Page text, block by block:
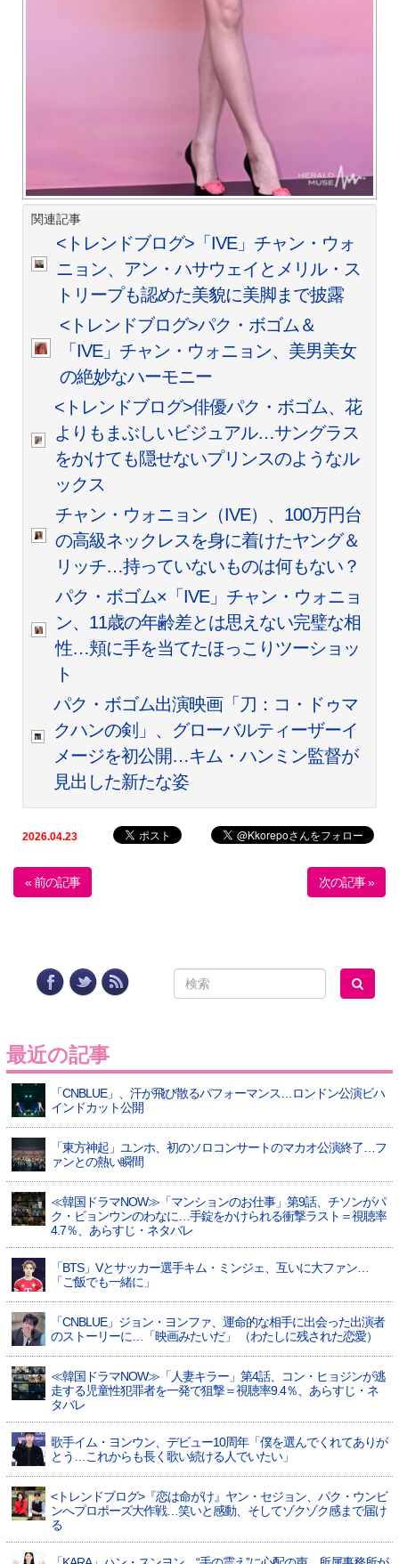
関連記事
<トレンドブログ>「IVE」チャン・ウォ
ニョン、アン・ハサウェイとメリル・ス
トリープも認めた美貌に美脚まで披露
<トレンドブログ>パク・ボゴム＆
「IVE」チャン・ウォニョン、美男美女
の絶妙なハーモニー
<トレンドブログ>俳優パク・ボゴム、花
よりもまぶしいビジュアル…サングラス
をかけても隠せないプリンスのようなル
ックス
チャン・ウォニョン（IVE）、100万円台
の高級ネックレスを身に着けたヤング＆
リッチ…持っていないものは何もない？
パク・ボゴム×「IVE」チャン・ウォニョ
ン、11歳の年齢差とは思えない完璧な相
性…頬に手を当てたほっこりツーショッ
ト
パク・ボゴム出演映画「刀：コ・ドゥマ
クハンの剣」、グローバルティーザーイ
メージを初公開…キム・ハンミン監督が
見出した新たな姿
2026.04.23
« 前の記事 次の記事 »
最近の記事
「CNBLUE」、汗が飛び散るパフォーマンス…ロンドン公演ビハ
インドカット公開
「東方神起」ユンホ、初のソロコンサートのマカオ公演終了…フ
ァンとの熱い瞬間
≪韓国ドラマNOW≫「マンションのお仕事」第9話、チソンがパ
ク・ビョンウンのわなに…手錠をかけられる衝撃ラスト＝視聴率
4.7％、あらすじ・ネタバレ
「BTS」Vとサッカー選手キム・ミンジェ、互いに大ファン…
「ご飯でも一緒に」
「CNBLUE」ジョン・ヨンファ、運命的な相手に出会った出演者
のストーリーに…「映画みたいだ」 （わたしに残された恋愛）
≪韓国ドラマNOW≫「人妻キラー」第4話、コン・ヒョジンが逃
走する児童性犯罪者を一発で狙撃＝視聴率9.4％、あらすじ・ネ
タバレ
歌手イム・ヨンウン、デビュー10周年「僕を選んでくれてありが
とう…これからも長く歌い続ける人でいたい」
<トレンドブログ>『恋は命がけ』ヤン・セジョン、パク・ウンビ
ンへプロポーズ大作戦…笑いと感動、そしてゾクゾク感まで届け
る